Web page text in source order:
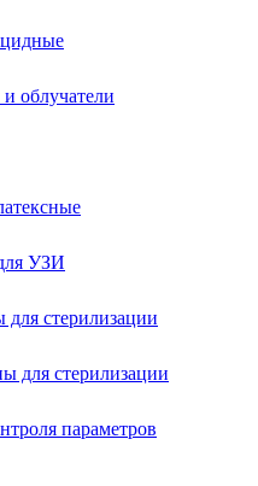
облучатели
УЗИ
для стерилизации
для стерилизации
параметров